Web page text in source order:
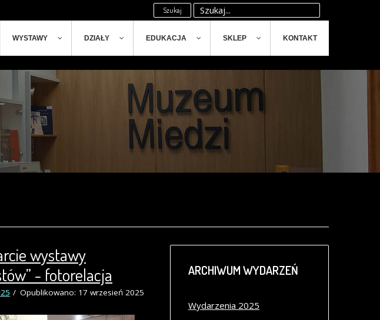
Szukaj
WYSTAWY DZIAŁY EDUKACJA SKLEP KONTAKT
wystawy
- fotorelacja
Opublikowano: 17 wrzesień 2025
ARCHIWUMWYDARZEŃ
Wydarzenia 2025